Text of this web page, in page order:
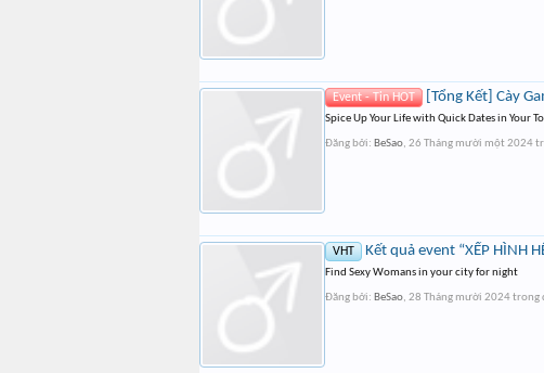
Event - Tin HOT [Tổng Kết] Cày
Spice Up Your Life with Quick Dates in Your
Đăng bởi: BeSao, 26 Tháng mười một 2024
VHT Kết quả event “XẾP HÌNH
Find Sexy Womans in your city for night
Đăng bởi: BeSao, 28 Tháng mười 2024trong